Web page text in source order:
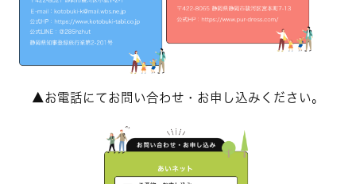
▲お電話にてお問い合わせ・お申し込みください。